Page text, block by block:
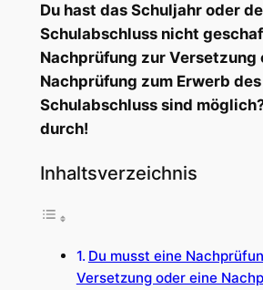
Du hast das Schuljahr oder
Schulabschluss nicht
Nachprüfung zur Versetzung
Nachprüfung zum Erwerb des
Schulabschluss sind
durch!
Inhaltsverzeichnis
Du musst eine
Versetzung oder eine